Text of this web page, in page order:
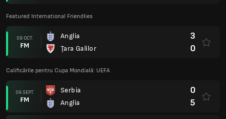
Featured International Friendlies
09 OCT.
FM
Anglia
Ţara Galilor
3
0
Calificările pentru Cupa Mondială: UEFA
09 SEPT.
FM
Serbia
Anglia
0
5